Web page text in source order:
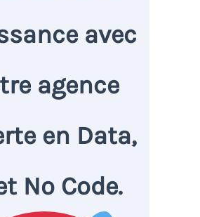
avec
agence
en Data,
No Code.